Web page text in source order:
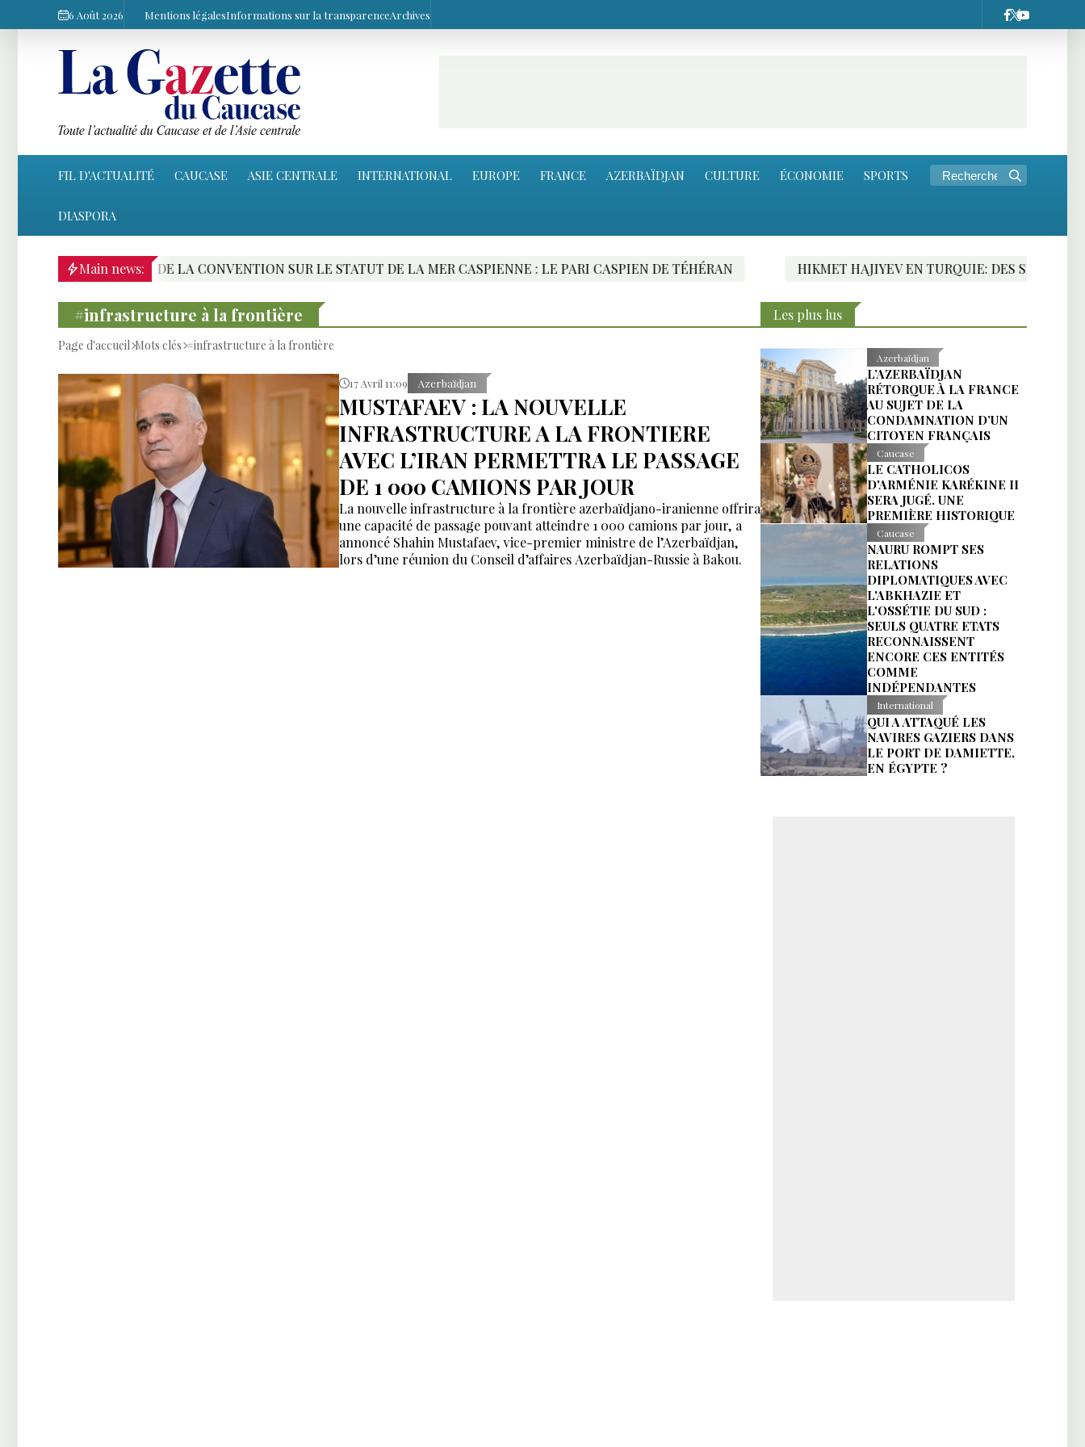
6 Août 2026 Mentions légalesInformations sur la transparenceArchives
FIL D'ACTUALITÉ CAUCASE ASIE CENTRALE INTERNATIONAL EUROPE FRANCE AZERBAÏDJAN CULTURE ÉCONOMIE SPORTS
DIASPORA
Main news:
DE LA CONVENTION SUR LE STATUT DE LA MER CASPIENNE : LE PARI CASPIEN DE TÉHÉRAN HIKMET HAJIYEV EN TURQUIE: DES SIGNES
#infrastructure à la frontière
Page d'accueil Mots clés #infrastructure à la frontière
17 Avril 11:09 Azerbaïdjan
MUSTAFAEV : LA NOUVELLE
INFRASTRUCTURE A LA FRONTIERE
AVEC L’IRAN PERMETTRA LE PASSAGE
DE 1 000 CAMIONS PAR JOUR
La nouvelle infrastructure à la frontière azerbaïdjano-iranienne offrira
une capacité de passage pouvant atteindre 1 000 camions par jour, a
annoncé Shahin Mustafaev, vice-premier ministre de l’Azerbaïdjan,
lors d’une réunion du Conseil d’affaires Azerbaïdjan-Russie à Bakou.
Les plus lus
Azerbaïdjan
L’AZERBAÏDJAN
RÉTORQUE À LA FRANCE
AU SUJET DE LA
CONDAMNATION D’UN
CITOYEN FRANÇAIS
Caucase
LE CATHOLICOS
D'ARMÉNIE KARÉKINE II
SERA JUGÉ. UNE
PREMIÈRE HISTORIQUE
Caucase
NAURU ROMPT SES
RELATIONS
DIPLOMATIQUES AVEC
L'ABKHAZIE ET
L'OSSÉTIE DU SUD :
SEULS QUATRE ETATS
RECONNAISSENT
ENCORE CES ENTITÉS
COMME
INDÉPENDANTES
International
QUI A ATTAQUÉ LES
NAVIRES GAZIERS DANS
LE PORT DE DAMIETTE,
EN ÉGYPTE ?